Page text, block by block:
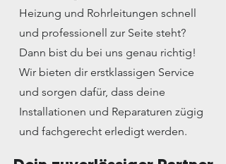
Heizung und Rohrleitungen schnell
und professionell zur Seite steht?
Dann bist du bei uns genau richtig!
Wir bieten dir erstklassigen Service
und sorgen dafür, dass deine
Installationen und Reparaturen zügig
und fachgerecht erledigt werden.